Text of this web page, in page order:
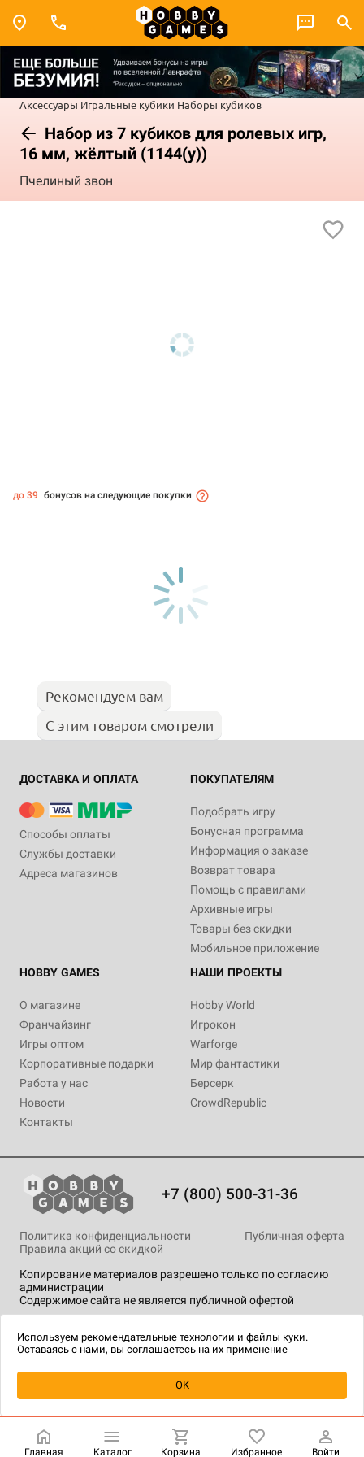
Аксессуары Игральные кубики Наборы кубиков
Набор из 7 кубиков для ролевых игр,
16 мм, жёлтый (1144(у))
Пчелиный звон
Уведомить о наличии
до 39 бонусов на следующие покупки
Рекомендуем вам
С этим товаром смотрели
ДОСТАВКА И ОПЛАТА
Способы оплаты
Службы доставки
Адреса магазинов
ПОКУПАТЕЛЯМ
Подобрать игру
Бонусная программа
Информация о заказе
Возврат товара
Помощь с правилами
Архивные игры
Товары без скидки
Мобильное приложение
HOBBY GAMES
О магазине
Франчайзинг
Игры оптом
Корпоративные подарки
Работа у нас
Новости
Контакты
НАШИ ПРОЕКТЫ
Hobby World
Игрокон
Warforge
Мир фантастики
Берсерк
CrowdRepublic
+7 (800) 500-31-36
Копирование материалов разрешено только по согласию
администрации
Содержимое сайта не является публичной офертой
Политика конфиденциальности
Публичная оферта
Правила акций со скидкой
технологии.
Главная Каталог Корзина Избранное Войти
Используем рекомендательные технологии и файлы куки.
Оставаясь с нами, вы соглашаетесь на их применение
OK